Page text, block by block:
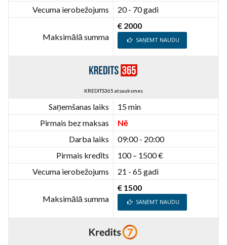
Vecuma ierobežojums
20 - 70 gadi
Maksimālā summa
€ 2000
SAŅEMT NAUDU
KREDITS365 atsauksmes
Saņemšanas laiks
15 min
Pirmais bez maksas
Nē
Darba laiks
09:00 - 20:00
Pirmais kredīts
100 – 1500 €
Vecuma ierobežojums
21 - 65 gadi
Maksimālā summa
€ 1500
SAŅEMT NAUDU